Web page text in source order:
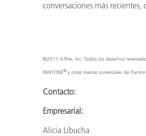
conversaciones más recientes,
©2017 X‑Rite, Inc. Todos los derechos
PANTONE® y otras marcas comerciales de
Contacto:
Empresarial:
Alicia Libucha